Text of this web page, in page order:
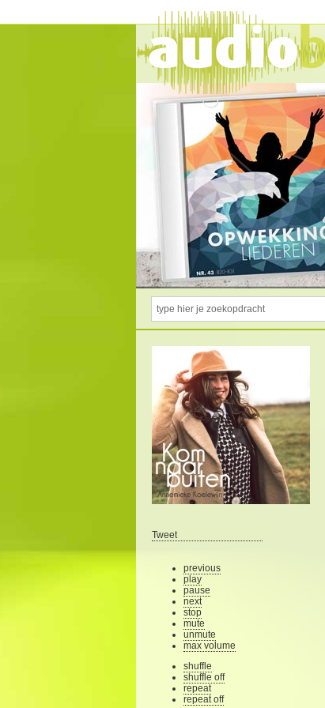
Tweet
previous
play
pause
next
stop
mute
unmute
max volume
shuffle
shuffle off
repeat
repeat off